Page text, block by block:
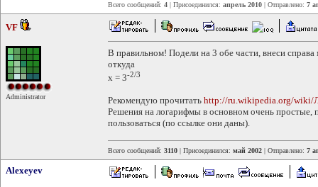
Всего сообщений: 4 | Присоединился: апрель 2010 | Отправлено: 7
VF
Administrator
В правильном! Подели на 3 обе части, внеси
откуда
x = 3-2/3
Рекомендую прочитать http://ru.wikipedia.org/wiki/
Решения на логарифмы в основном очень простые,
пользоваться (по ссылке они даны).
Всего сообщений: 3110 | Присоединился: май 2002 | Отправлено: 7
Alexeyev